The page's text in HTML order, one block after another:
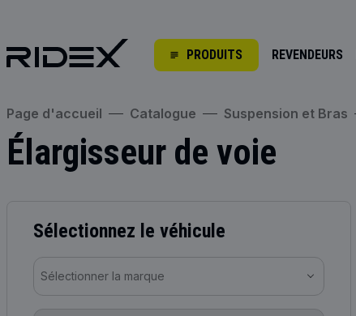
PRODUITS REVENDEURS
Page d'accueil Catalogue Suspension et Bras
Élargisseur de voie
Sélectionnez le véhicule
Sélectionner la marque